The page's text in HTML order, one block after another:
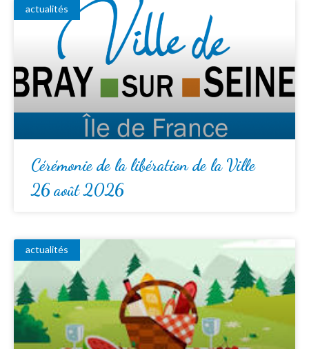
actualités
Cérémonie de la libération de la Ville
26 août 2026
actualités